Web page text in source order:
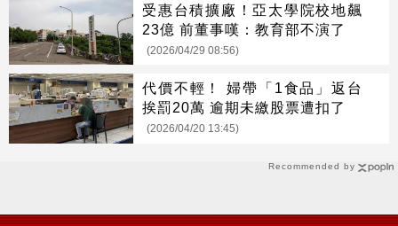
Recommended by
受惠台積擴廠！亞太學院校地飆
23億 前董事嘆：教育部不演了
(2026/04/29 08:56)
代價不輕！ 婦帶「1食品」返台
挨罰20萬 逾期未繳股票遭扣了
(2026/04/20 13:45)